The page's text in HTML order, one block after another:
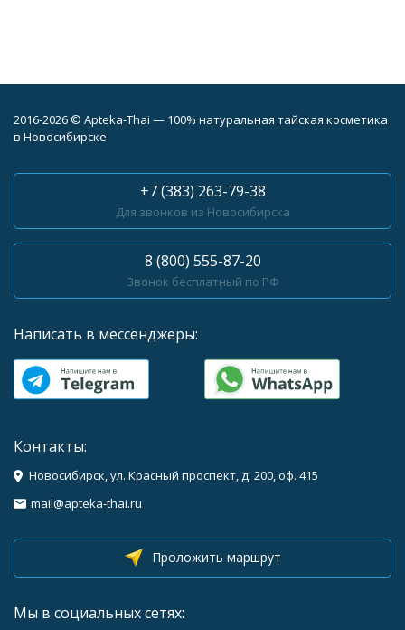
2016-2026 © Apteka-Thai — 100% натуральная тайская косметика
в Новосибирске
+7 (383) 263-79-38
Для звонков из Новосибирска
8 (800) 555-87-20
Звонок бесплатный по РФ
Написать в мессенджеры:
Контакты:
Новосибирск, ул. Красный проспект, д. 200, оф. 415
mail@apteka-thai.ru
Проложить маршрут
Мы в социальных сетях: